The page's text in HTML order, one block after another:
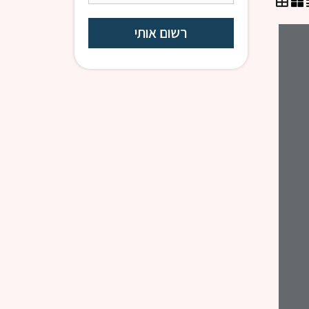
שיעורי כללים | רבנים שונים